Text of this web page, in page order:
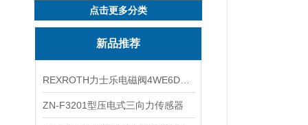
点击更多分类
新品推荐
ZN-F3201型压电式三向力传感器